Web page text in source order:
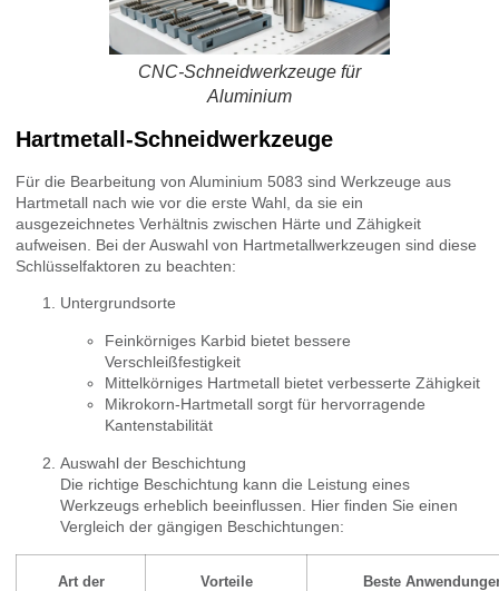
CNC-Schneidwerkzeuge für
Aluminium
Hartmetall-Schneidwerkzeuge
Für die Bearbeitung von Aluminium 5083 sind Werkzeuge aus
Hartmetall nach wie vor die erste Wahl, da sie ein
ausgezeichnetes Verhältnis zwischen Härte und Zähigkeit
aufweisen. Bei der Auswahl von Hartmetallwerkzeugen sind diese
Schlüsselfaktoren zu beachten:
Untergrundsorte
Feinkörniges Karbid bietet bessere
Verschleißfestigkeit
Mittelkörniges Hartmetall bietet verbesserte Zähigkeit
Mikrokorn-Hartmetall sorgt für hervorragende
Kantenstabilität
Auswahl der Beschichtung
Die richtige Beschichtung kann die Leistung eines
Werkzeugs erheblich beeinflussen. Hier finden Sie einen
Vergleich der gängigen Beschichtungen:
Art der
Vorteile Beste